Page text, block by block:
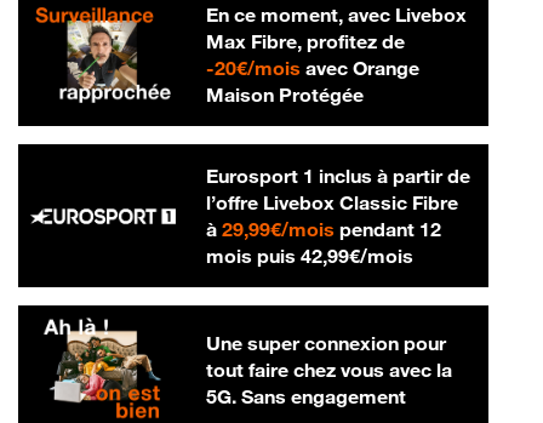
En ce moment, avec Livebox
Max Fibre, profitez de
-20€/mois20 € par mois
avec Orange
Maison Protégée
Eurosport 1 inclus à partir de
l’offre Livebox Classic Fibre
à 29,99€/mois29,99 € par mois
pendant 12
mois puis 42,99€/mois42,99 € par
Une super connexion pour
tout faire chez vous avec la
5G. Sans engagement